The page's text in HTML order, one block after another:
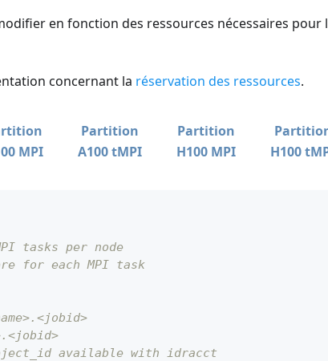
en fonction des ressources nécessaires pour
concernant la réservation des ressources.
MPI
Partition
A100 tMPI
Partition
H100 MPI
H100
tasks per node
for each MPI task
available with idracct